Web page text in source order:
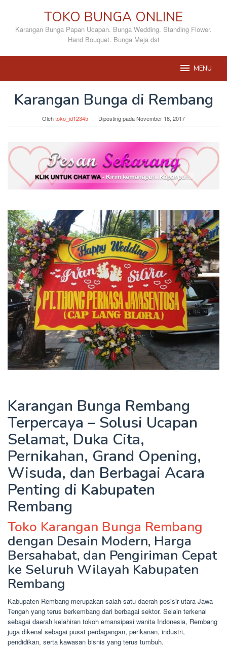
konten
TOKO BUNGA ONLINE
Karangan Bunga Papan Ucapan. Bunga Wedding. Standing Flower.
Hand Bouquet. Bunga Meja dst
MENU
Karangan Bunga di Rembang
Olehtoko_id12345 Diposting padaNovember 18, 2017
Karangan Bunga Rembang
Terpercaya – Solusi Ucapan
Selamat, Duka Cita,
Pernikahan, Grand Opening,
Wisuda, dan Berbagai Acara
Penting di Kabupaten
Rembang
Toko Karangan Bunga Rembang
dengan Desain Modern, Harga
Bersahabat, dan Pengiriman Cepat
ke Seluruh Wilayah Kabupaten
Rembang
Kabupaten Rembang merupakan salah satu daerah pesisir utara Jawa
Tengah yang terus berkembang dari berbagai sektor. Selain terkenal
sebagai daerah kelahiran tokoh emansipasi wanita Indonesia, Rembang
juga dikenal sebagai pusat perdagangan, perikanan, industri,
pendidikan, serta kawasan bisnis yang terus tumbuh.